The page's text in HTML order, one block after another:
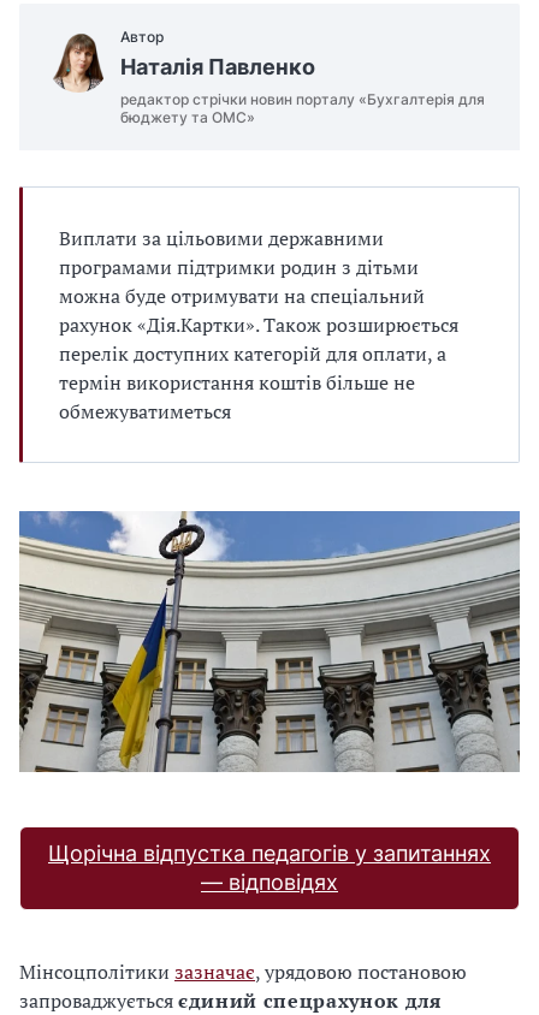
Автор
Наталія Павленко
редактор стрічки новин порталу «Бухгалтерія для
бюджету та ОМС»
Виплати за цільовими державними
програмами підтримки родин з дітьми
можна буде отримувати на спеціальний
рахунок «Дія.Картки». Також розширюється
перелік доступних категорій для оплати, а
термін використання коштів більше не
обмежуватиметься
Щорічна відпустка педагогів у запитаннях
— відповідях
Мінсоцполітики зазначає, урядовою постановою
запроваджуєтьсяєдиний спецрахунок для